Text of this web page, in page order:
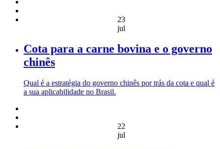
23
jul
Cota para a carne bovina e o governo
chinês
Qual é a estratégia do governo chinês por trás da cota e qual é
a sua aplicabilidade no Brasil.
22
jul